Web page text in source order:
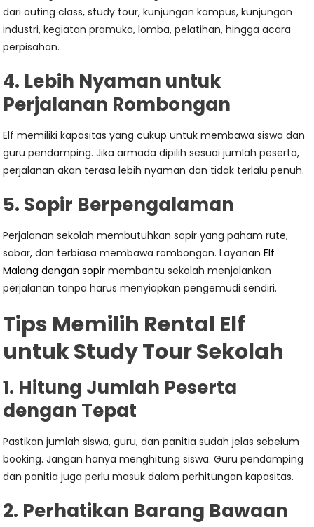
dari outing class, study tour, kunjungan kampus, kunjungan
industri, kegiatan pramuka, lomba, pelatihan, hingga acara
perpisahan.
4. Lebih Nyaman untuk
Perjalanan Rombongan
Elf memiliki kapasitas yang cukup untuk membawa siswa dan
guru pendamping. Jika armada dipilih sesuai jumlah peserta,
perjalanan akan terasa lebih nyaman dan tidak terlalu penuh.
5. Sopir Berpengalaman
Perjalanan sekolah membutuhkan sopir yang paham rute,
sabar, dan terbiasa membawa rombongan. LayananElf
Malang dengan sopir membantu sekolah menjalankan
perjalanan tanpa harus menyiapkan pengemudi sendiri.
Tips Memilih Rental Elf
untuk Study Tour Sekolah
1. Hitung Jumlah Peserta
dengan Tepat
Pastikan jumlah siswa, guru, dan panitia sudah jelas sebelum
booking. Jangan hanya menghitung siswa. Guru pendamping
dan panitia juga perlu masuk dalam perhitungan kapasitas.
2. Perhatikan Barang Bawaan